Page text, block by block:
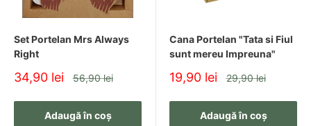
Set Portelan Mrs Always
Right
Pret
redus
34,90 lei Pret
56,90 lei
Adaugă în coș
Cana Portelan "Tata si Fiul
sunt mereu Impreuna"
Pret
redus
19,90 lei Pret
29,90 lei
Adaugă în coș